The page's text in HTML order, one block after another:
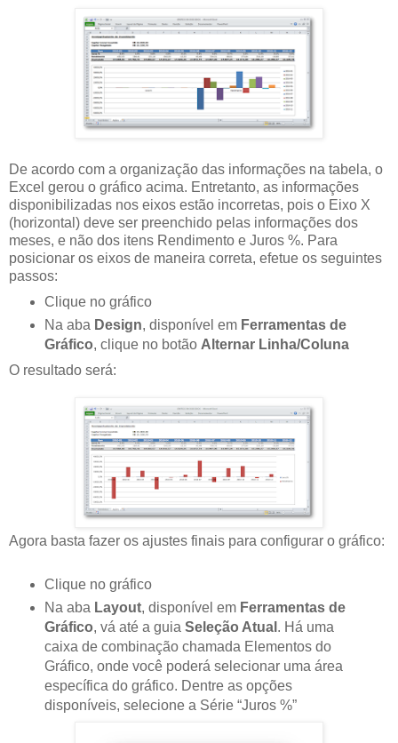
De acordo com a organização das informações na tabela, o
Excel gerou o gráfico acima. Entretanto, as informações
disponibilizadas nos eixos estão incorretas, pois o Eixo X
(horizontal) deve ser preenchido pelas informações dos
meses, e não dos itens Rendimento e Juros %. Para
posicionar os eixos de maneira correta, efetue os seguintes
passos:
Clique no gráfico
Na aba Design, disponível em Ferramentas de
Gráfico, clique no botão Alternar Linha/Coluna
O resultado será:
Agora basta fazer os ajustes finais para configurar o gráfico:
Clique no gráfico
Na aba Layout, disponível em Ferramentas de
Gráfico, vá até a guia Seleção Atual . Há uma
caixa de combinação chamada Elementos do
Gráfico, onde você poderá selecionar uma área
específica do gráfico. Dentre as opções
disponíveis, selecione a Série “Juros %”